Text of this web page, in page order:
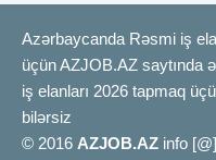
Azərbaycanda Rəsmi iş
üçün AZJOB.AZ saytında
iş elanları 2026 tapmaq
bilərsiz
© 2016 AZJOB.AZ info